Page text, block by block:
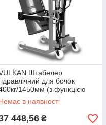
Штабелер
для бочок
1450мм (з функцією
бочки)
в наявності
448,56 ₴